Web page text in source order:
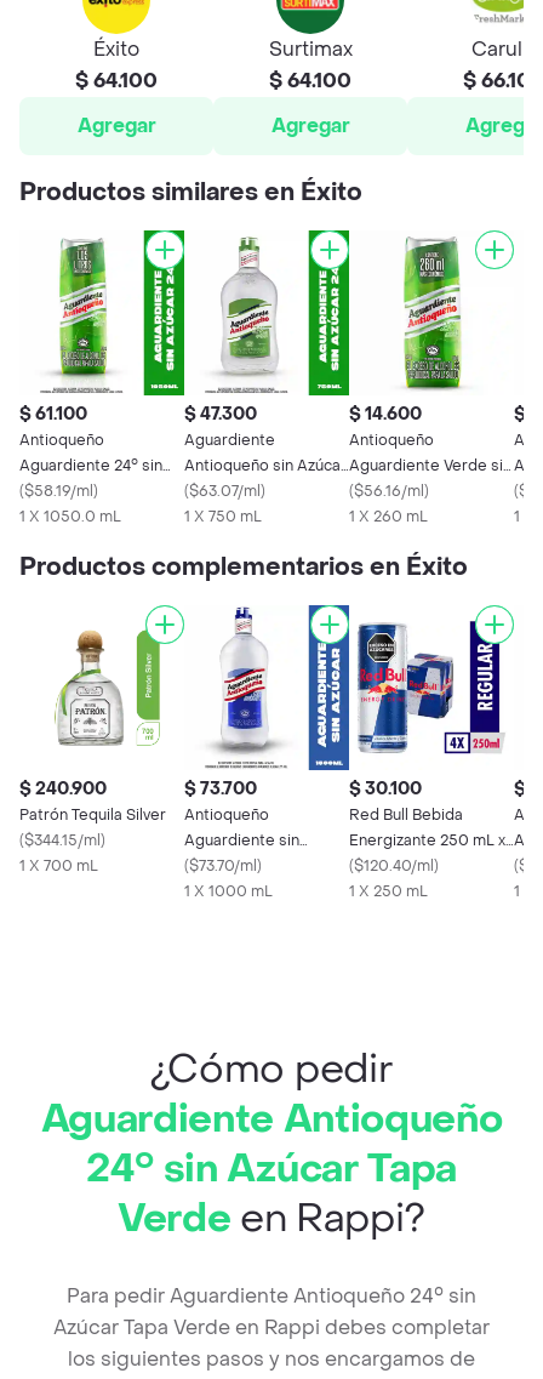
Éxito
$ 64.100
Agregar
Surtimax
$ 64.100
Agregar
Carulla
$
Agregar
Productos similares en Éxito
$ 61.100
Antioqueño
Aguardiente 24° sin
Azúcar
($58.19/ml)
1 X 1050.0 mL
$ 47.300
Aguardiente
Antioqueño sin Azúcar
24°
($63.07/ml)
1 X 750 mL
$ 14.600
Antioqueño
Aguardiente Verde sin
Azúcar
($56.16/ml)
1 X 260 mL
$
(
1 X
Productos complementarios en Éxito
$ 240.900
Patrón Tequila Silver
($344.15/ml)
1 X 700 mL
$ 73.700
Antioqueño
Aguardiente sin
Azúcar 1000 ml
($73.70/ml)
1 X 1000 mL
$ 30.100
Red Bull Bebida
Energizante 250 mL x
4 Latas
($120.40/ml)
1 X 250 mL
$
(
1 X
¿Cómo pedir
Aguardiente Antioqueño
24° sin Azúcar Tapa
Verde en Rappi?
Para pedir Aguardiente Antioqueño 24° sin
Azúcar Tapa Verde en Rappi debes completar
los siguientes pasos y nos encargamos de